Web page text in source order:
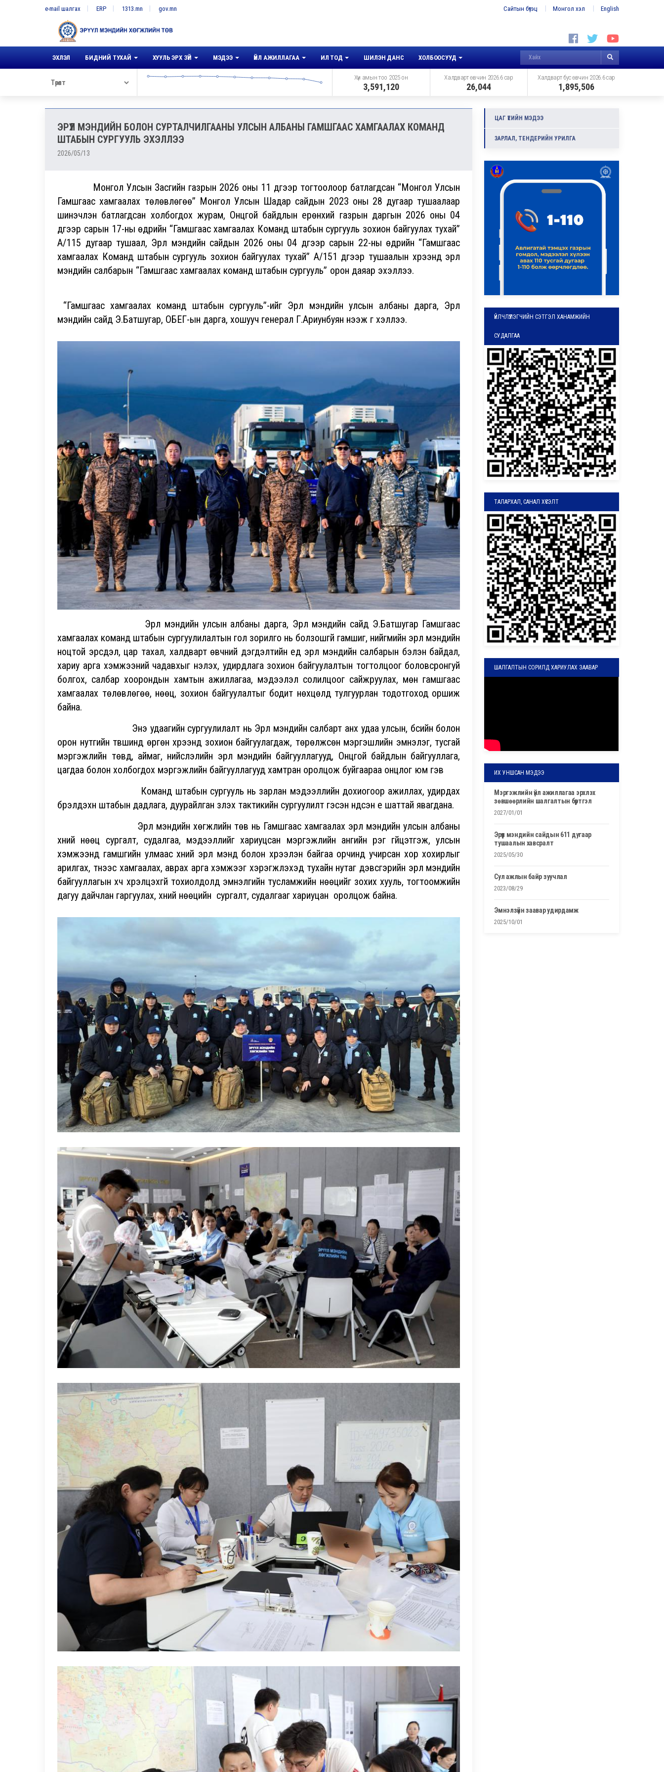
e-mail шалгах ERP 1313.mn gov.mn Сайтын бүтэц Монгол хэл English
ЭХЛЭЛ БИДНИЙ ТУХАЙ ХУУЛЬ ЭРХ ЗҮЙ МЭДЭЭ ҮЙЛ АЖИЛЛАГАА ИЛ ТОД ШИЛЭН ДАНС ХОЛБООСУУД
Хүн амын тоо 2025 он
3,591,120
Халдварт өвчин 2026.6 сар
26,044
Халдварт бус өвчин 2026.6 сар
1,895,506
ЭРҮҮЛ МЭНДИЙН БОЛОН СУРТАЛЧИЛГААНЫ УЛСЫН АЛБАНЫ ГАМШГААС ХАМГААЛАХ КОМАНД
ШТАБЫН СУРГУУЛЬ ЭХЭЛЛЭЭ
2026/05/13
Монгол Улсын Засгийн газрын 2026 оны 11 дүгээр тогтоолоор батлагдсан “Монгол Улсын
Гамшгаас хамгаалах төлөвлөгөө” Монгол Улсын Шадар сайдын 2023 оны 28 дугаар тушаалаар
шинэчлэн батлагдсан холбогдох журам, Онцгой байдлын ерөнхий газрын даргын 2026 оны 04
дүгээр сарын 17-ны өдрийн “Гамшгаас хамгаалах Команд штабын сургууль зохион байгуулах тухай”
А/115 дугаар тушаал, Эрүүл мэндийн сайдын 2026 оны 04 дүгээр сарын 22-ны өдрийн “Гамшгаас
хамгаалах Команд штабын сургууль зохион байгуулах тухай” А/151 дүгээр тушаалын хүрээнд эрүүл
мэндийн салбарын “Гамшгаас хамгаалах команд штабын сургууль” орон даяар эхэллээ.
“Гамшгаас хамгаалах команд штабын сургууль”-ийг Эрүүл мэндийн улсын албаны дарга, Эрүүл
мэндийн сайд Э.Батшугар, ОБЕГ-ын дарга, хошууч генерал Г.Ариунбуян нээж үг хэллээ.
Эрүүл мэндийн улсын албаны дарга, Эрүүл мэндийн сайд Э.Батшугар Гамшгаас
хамгаалах команд штабын сургуулилалтын гол зорилго нь болзошгүй гамшиг, нийгмийн эрүүл мэндийн
ноцтой эрсдэл, цар тахал, халдварт өвчний дэгдэлтийн үед эрүүл мэндийн салбарын бэлэн байдал,
хариу арга хэмжээний чадавхыг үнэлэх, удирдлага зохион байгуулалтын тогтолцоог боловсронгуй
болгох, салбар хоорондын хамтын ажиллагаа, мэдээлэл солилцоог сайжруулах, мөн гамшгаас
хамгаалах төлөвлөгөө, нөөц, зохион байгуулалтыг бодит нөхцөлд тулгуурлан тодотгоход оршиж
байна.
Энэ удаагийн сургуулилалт нь Эрүүл мэндийн салбарт анх удаа улсын, бүсийн болон
орон нутгийн түвшинд өргөн хүрээнд зохион байгуулагдаж, төрөлжсөн мэргэшлийн эмнэлэг, тусгай
мэргэжлийн төвүүд, аймаг, нийслэлийн эрүүл мэндийн байгууллагууд, Онцгой байдлын байгууллага,
цагдаа болон холбогдох мэргэжлийн байгууллагууд хамтран оролцож буйгаараа онцлог юм гэв
Команд штабын сургууль нь зарлан мэдээллийн дохиогоор ажиллах, удирдах
бүрэлдэхүүн штабын дадлага, дуурайлган үзүүлэх тактикийн сургуулилт гэсэн үндсэн үе шаттай явагдана.
Эрүүл мэндийн хөгжлийн төв нь Гамшгаас хамгаалах эрүүл мэндийн улсын албаны
хүний нөөц сургалт, судалгаа, мэдээллийг хариуцсан мэргэжлийн ангийн үүрэг гүйцэтгэж, улсын
хэмжээнд гамшгийн улмаас хүний эрүүл мэнд болон хүрээлэн байгаа орчинд учирсан хор хохирлыг
арилгах, түүнээс хамгаалах, аврах арга хэмжээг хэрэгжүүлэхэд тухайн нутаг дэвсгэрийн эрүүл мэндийн
байгууллагын хүч хүрэлцэхгүй тохиолдолд эмнэлгийн тусламжийн нөөцийг зохих хууль, тогтоомжийн
дагуу дайчлан гаргуулах, хүний нөөцийн сургалт, судалгааг хариуцан оролцож байна.
ЦАГ ҮЕИЙН МЭДЭЭ
ЗАРЛАЛ, ТЕНДЕРИЙН УРИЛГА
ҮЙЛЧЛҮҮЛЭГЧИЙН СЭТГЭЛ ХАНАМЖИЙН
СУДАЛГАА
ТАЛАРХАЛ, САНАЛ ХҮСЭЛТ
ШАЛГАЛТЫН СОРИЛД ХАРИУЛАХ ЗААВАР
ИХ УНШСАН МЭДЭЭ
мэргэжлийн үйл ажиллагаа эрхлэх
зөвшөөрлийн шалгалтын бүртгэл
2027/01/01
эрүүл мэндийн сайдын 611 дугаар
тушаалын хавсралт
2025/05/30
сул ажлын байр зуучлал
2023/08/29
эмнэлзүйн заавар удирдамж
2025/10/01